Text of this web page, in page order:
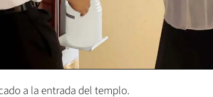
a la entrada del templo.